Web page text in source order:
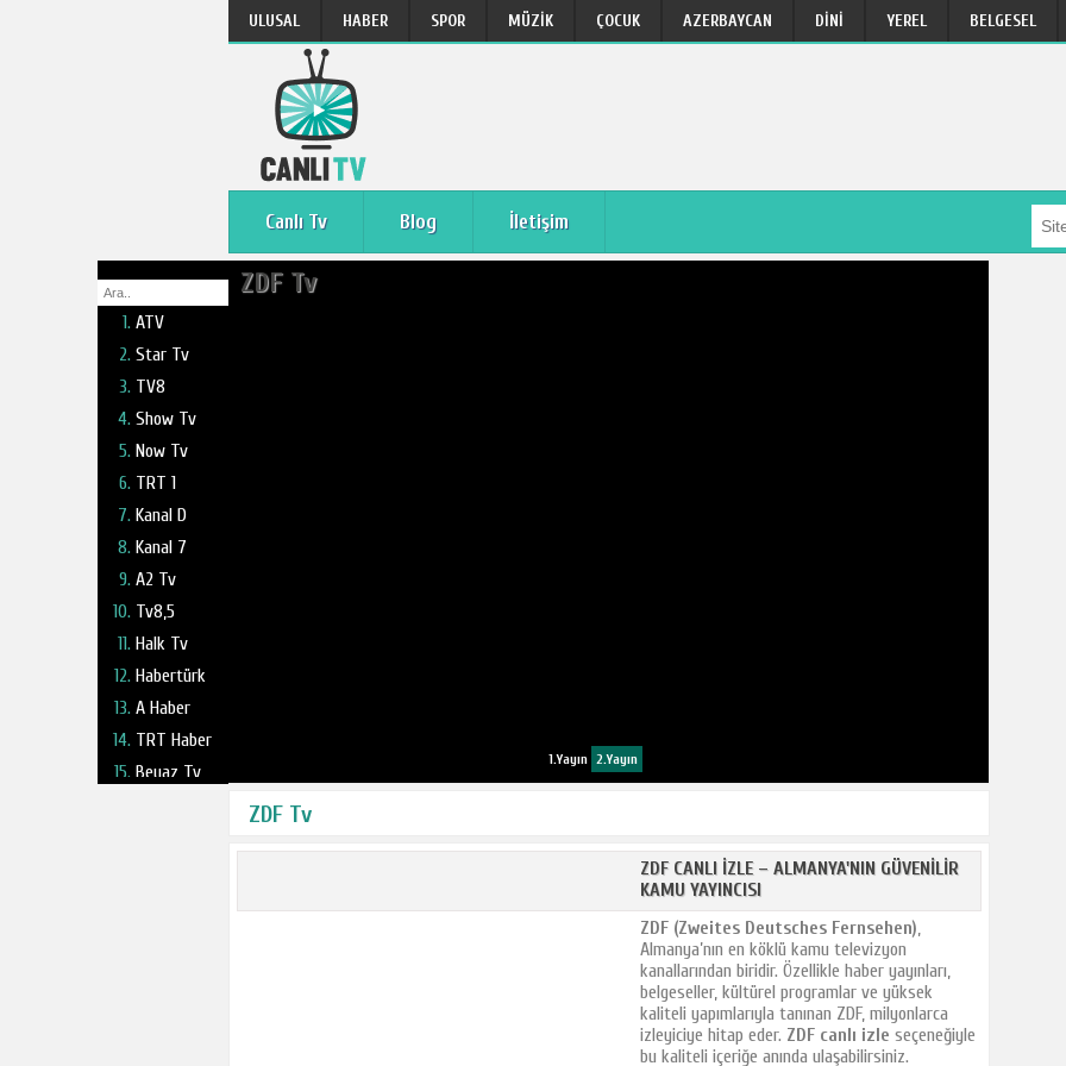
ULUSAL HABER SPOR MÜZIK ÇOCUK AZERBAYCAN DINI YEREL BELGESEL
Canlı Tv Blog İletişim
ATV
Star Tv
TV8
Show Tv
Now Tv
TRT 1
Kanal D
Kanal 7
A2 Tv
Tv8,5
Halk Tv
Habertürk
A Haber
TRT Haber
Beyaz Tv
ZDF Tv
1.Yayın 2.Yayın
ZDF Tv
ZDF CANLI İZLE – ALMANYA'NIN GÜVENILIR
KAMU YAYINCISI
ZDF (Zweites Deutsches Fernsehen),
Almanya’nın en köklü kamu televizyon
kanallarından biridir. Özellikle haber yayınları,
belgeseller, kültürel programlar ve yüksek
kaliteli yapımlarıyla tanınan ZDF, milyonlarca
izleyiciye hitap eder. ZDF canlı izle seçeneğiyle
bu kaliteli içeriğe anında ulaşabilirsiniz.